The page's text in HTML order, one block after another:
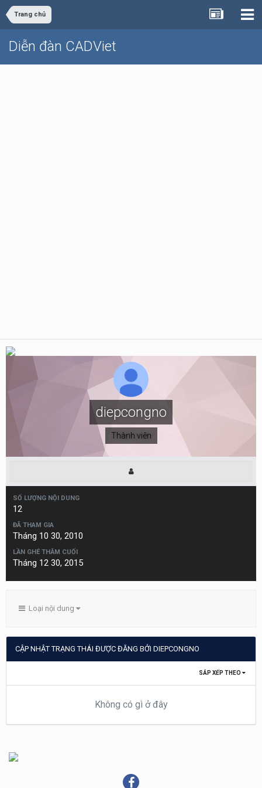
Trang chủ
Diễn đàn CADViet
diepcongno
Thành viên
SỐ LƯỢNG NỘI DUNG
12
ĐÃ THAM GIA
Tháng 10 30, 2010
LẦN GHÉ THĂM CUỐI
Tháng 12 30, 2015
Loại nội dung
CẬP NHẬT TRẠNG THÁI ĐƯỢC ĐĂNG BỞI DIEPCONGNO
SẮP XẾP THEO
Không có gì ở đây